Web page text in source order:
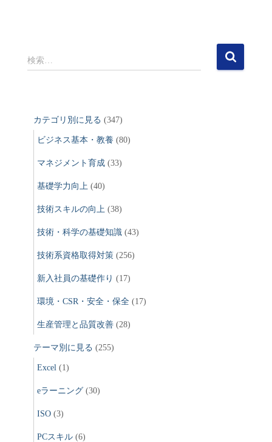
検
索
検索…
カテゴリ別に見る (347)
ビジネス基本・教養 (80)
マネジメント育成 (33)
基礎学力向上 (40)
技術スキルの向上 (38)
技術・科学の基礎知識 (43)
技術系資格取得対策 (256)
新入社員の基礎作り (17)
環境・CSR・安全・保全 (17)
生産管理と品質改善 (28)
テーマ別に見る (255)
Excel (1)
eラーニング (30)
ISO (3)
PCスキル (6)